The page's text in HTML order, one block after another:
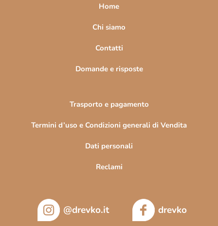
Home
Chi siamo
Contatti
Domande e risposte
Trasporto e pagamento
Termini d’uso e Condizioni generali di Vendita
Dati personali
Reclami
@drevko.it drevko